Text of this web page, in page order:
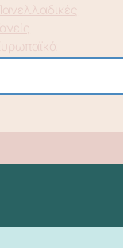
Πανελλαδικές
Γονείς
Ευρωπαϊκά